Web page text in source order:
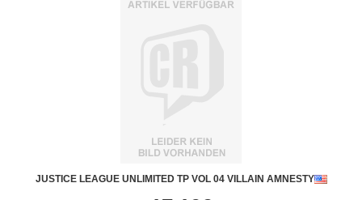
JUSTICE LEAGUE UNLIMITED TP VOL 04 VILLAIN AMNESTY